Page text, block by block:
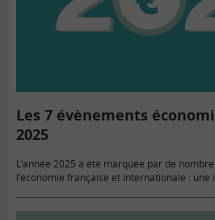
Les 7 évènements
2025
L’année 2025 a été marquée par de
l’économie française et internationale :